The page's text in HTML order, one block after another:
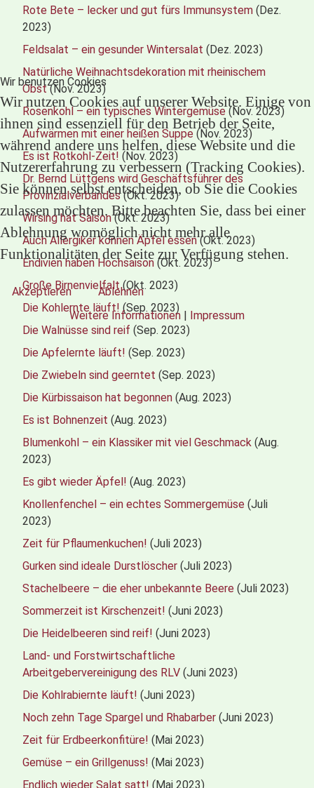
Rote Bete – lecker und gut fürs Immunsystem (Dez.
2023)
Feldsalat – ein gesunder Wintersalat (Dez. 2023)
Natürliche Weihnachtsdekoration mit rheinischem
Obst (Nov. 2023)
Rosenkohl – ein typisches Wintergemüse (Nov. 2023)
Aufwärmen mit einer heißen Suppe (Nov. 2023)
Es ist Rotkohl-Zeit! (Nov. 2023)
Dr. Bernd Lüttgens wird Geschäftsführer des
Provinzialverbandes (Okt. 2023)
Wirsing hat Saison (Okt. 2023)
Auch Allergiker können Äpfel essen (Okt. 2023)
Endivien haben Hochsaison (Okt. 2023)
Große Birnenvielfalt (Okt. 2023)
Die Kohlernte läuft! (Sep. 2023)
Die Walnüsse sind reif (Sep. 2023)
Die Apfelernte läuft! (Sep. 2023)
Die Zwiebeln sind geerntet (Sep. 2023)
Die Kürbissaison hat begonnen (Aug. 2023)
Es ist Bohnenzeit (Aug. 2023)
Blumenkohl – ein Klassiker mit viel Geschmack (Aug.
2023)
Es gibt wieder Äpfel! (Aug. 2023)
Knollenfenchel – ein echtes Sommergemüse (Juli
2023)
Zeit für Pflaumenkuchen! (Juli 2023)
Gurken sind ideale Durstlöscher (Juli 2023)
Stachelbeere – die eher unbekannte Beere (Juli 2023)
Sommerzeit ist Kirschenzeit! (Juni 2023)
Die Heidelbeeren sind reif! (Juni 2023)
Land- und Forstwirtschaftliche
Arbeitgebervereinigung des RLV (Juni 2023)
Die Kohlrabiernte läuft! (Juni 2023)
Noch zehn Tage Spargel und Rhabarber (Juni 2023)
Zeit für Erdbeerkonfitüre! (Mai 2023)
Gemüse – ein Grillgenuss! (Mai 2023)
Endlich wieder Salat satt! (Mai 2023)
Wir benutzen Cookies
Wir nutzen Cookies auf unserer Website. Einige von
ihnen sind essenziell für den Betrieb der Seite,
während andere uns helfen, diese Website und die
Nutzererfahrung zu verbessern (Tracking Cookies).
Sie können selbst entscheiden, ob Sie die Cookies
zulassen möchten. Bitte beachten Sie, dass bei einer
Ablehnung womöglich nicht mehr alle
Funktionalitäten der Seite zur Verfügung stehen.
Akzeptieren
Ablehnen
Weitere Informationen | Impressum